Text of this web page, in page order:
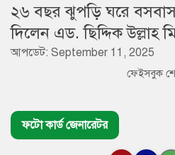
২৬ বছর ঝুপড়ি ঘরে
দিলেন এড. ছিদ্দিক উল্লাহ
আপডেট: September 11, 2025
ফেইসবুক
ফটো কার্ড জেনারেটর